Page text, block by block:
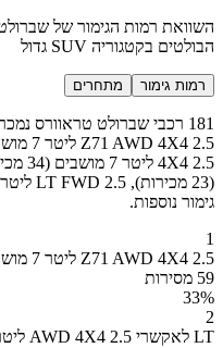
הבולטים בקטגוריה SUV גדול
רמות גימור מתחרים
גימור נוספות.
1
Z71 AWD 4X4 2.5 ליטר 7 מושבים
59 מסירות
33%
2
LT לאקשרי AWD 4X4 2.5 ליטר 7 מושבים